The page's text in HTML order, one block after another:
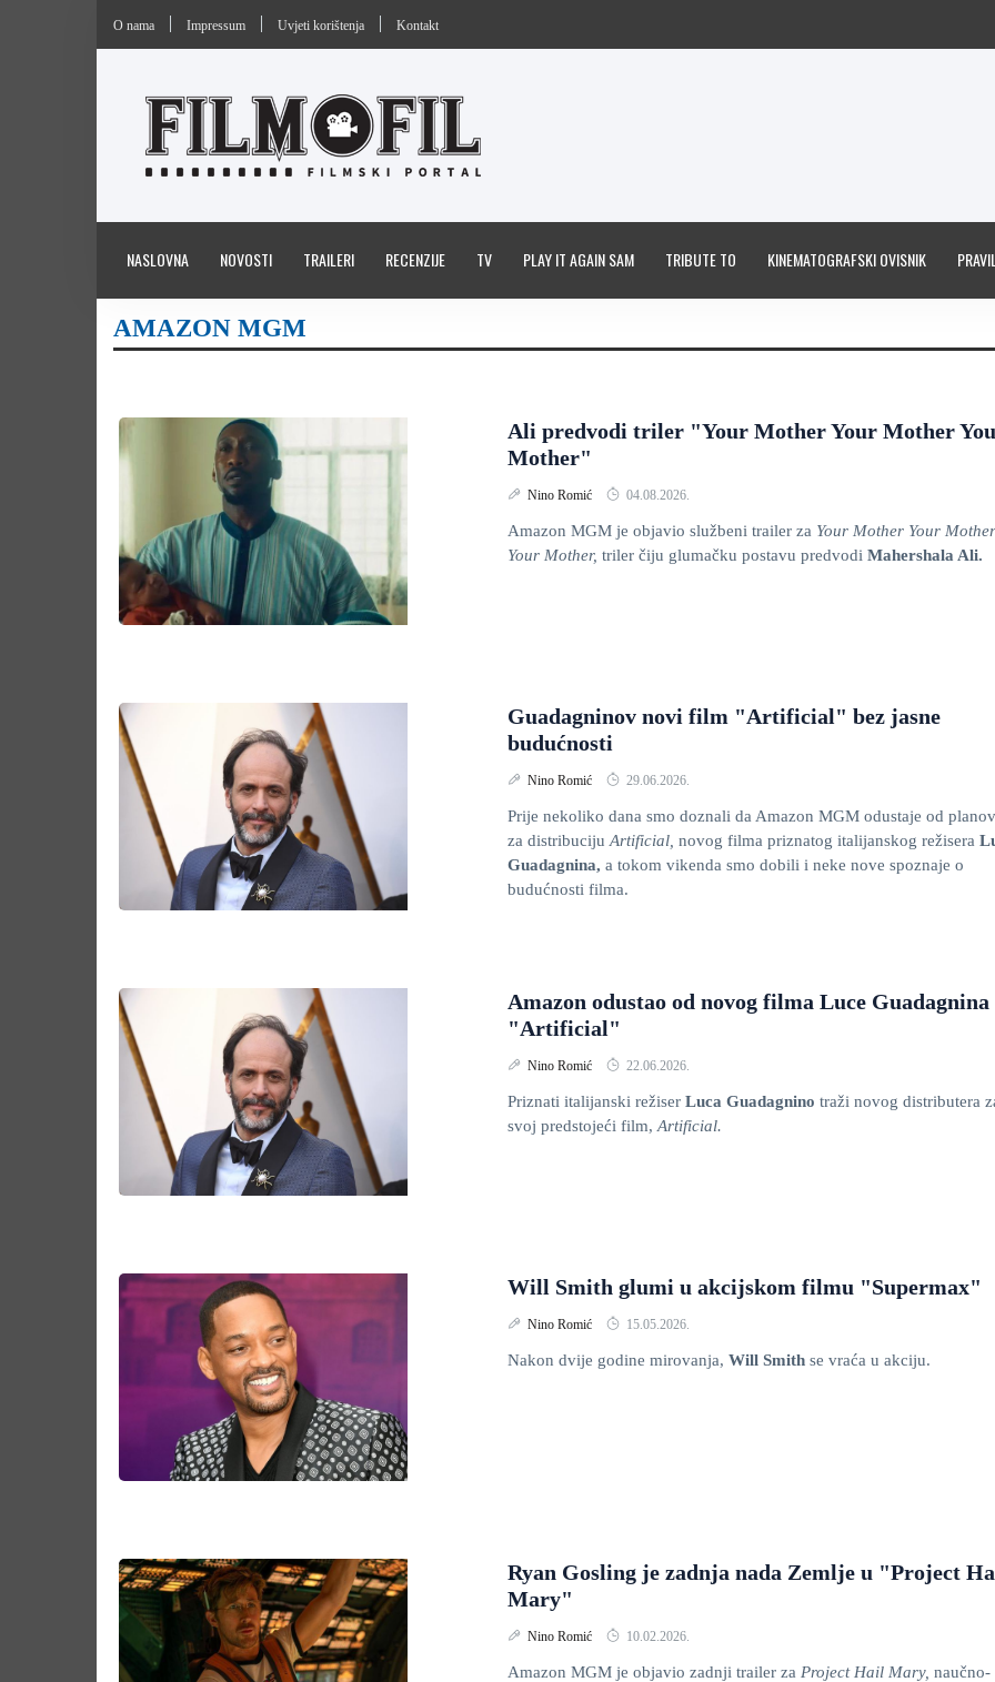
O nama Impressum Uvjeti korištenja Kontakt
NASLOVNA NOVOSTI TRAILERI RECENZIJE TV PLAY IT AGAIN SAM TRIBUTE TO KINEMATOGRAFSKI OVISNIK
AMAZON MGM
Ali predvodi triler "Your Mother Your Mother
Mother"
Nino Romić 04.08.2026.
Amazon MGM je objavio službeni trailer za Your Mother Your Mother
Your Mother, triler čiju glumačku postavu predvodi Mahershala Ali.
Guadagninov novi film "Artificial" bez jasne
budućnosti
Nino Romić 29.06.2026.
Prije nekoliko dana smo doznali da Amazon MGM odustaje od
za distribuciju Artificial, novog filma priznatog italijanskog režisera
Guadagnina, a tokom vikenda smo dobili i neke nove spoznaje o
budućnosti filma.
Amazon odustao od novog filma Luce Guadagnina
"Artificial"
Nino Romić 22.06.2026.
Priznati italijanski režiser Luca Guadagnino traži novog distributera
svoj predstojeći film, Artificial.
Will Smith glumi u akcijskom filmu "Supermax"
Nino Romić 15.05.2026.
Nakon dvije godine mirovanja, Will Smith se vraća u akciju.
Ryan Gosling je zadnja nada Zemlje u "Project
Mary"
Nino Romić 10.02.2026.
Amazon MGM je objavio zadnji trailer za Project Hail Mary, naučno-